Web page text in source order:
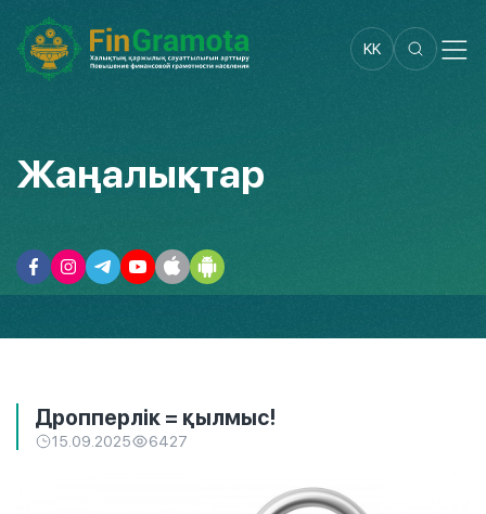
KK
Жаңалықтар
Дропперлік = қылмыс!
15.09.2025 6427